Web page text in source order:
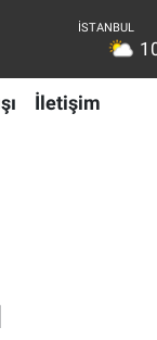
İletişim